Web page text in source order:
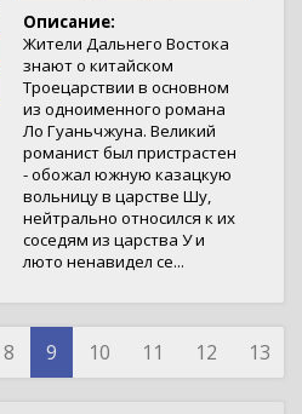
Описание:
Жители Дальнего Востока
знают о китайском
Троецарствии в основном
из одноименного романа
Ло Гуаньчжуна. Великий
романист был пристрастен
- обожал южную казацкую
вольницу в царстве Шу,
нейтрально относился к их
соседям из царства У и
люто ненавидел се...
8 9 10 11 12 13